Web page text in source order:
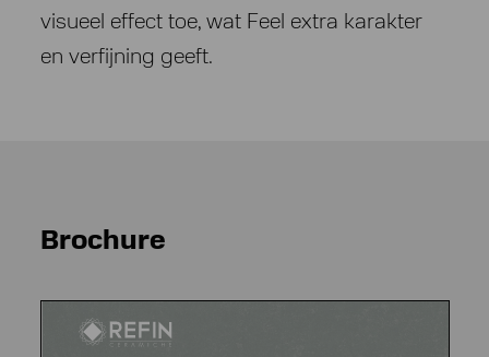
visueel effect toe, wat Feel extra karakter
en verfijning geeft.
Brochure